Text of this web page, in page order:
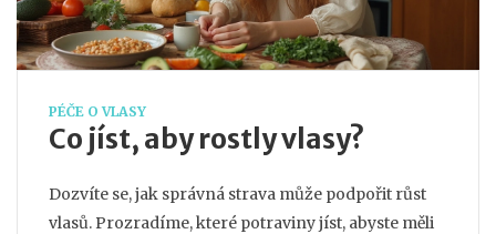
PÉČE O VLASY
Co jíst, aby rostly vlasy?
Dozvíte se, jak správná strava může podpořit růst
vlasů. Prozradíme, které potraviny jíst, abyste měli